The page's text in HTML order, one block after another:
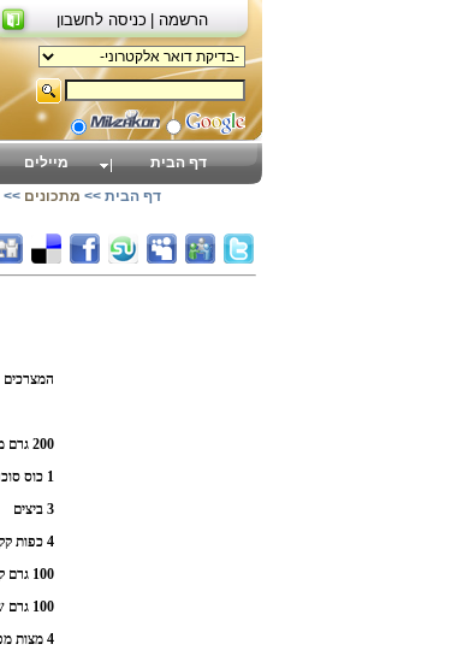
המצרכים
200 גרם מרגרינה – בטמפרטורת חדר.
1 כוס סוכר
3 ביצים
4 כפות קקאו גדושות
100 גרם קוקוס טחון
100 גרם שקדים קצוצים
4 מצות מפוררות לפירורים
דף הבית מיילים
דף הבית >> מתכונים >>
הרשמה | כניסה לחשבון